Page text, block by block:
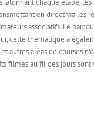
chaque étape,
en direct via les
associatifs. Le
cette thématique a
autres aléas de courses
filmés au fil des jours sont